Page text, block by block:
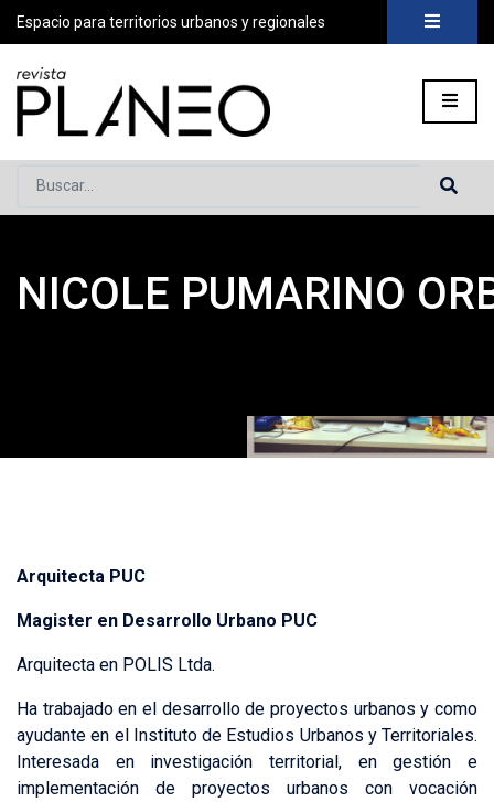
Espacio para territorios urbanos y regionales
Buscar...
Portada»Planeo Hoy »COLABORADORES » Nicole
NICOLE PUMARINO
Arquitecta PUC
Magister en Desarrollo Urbano PUC
Arquitecta en POLIS Ltda.
Ha trabajado en el desarrollo de proyectos urbanos y como
ayudante en el Instituto de Estudios Urbanos y Territoriales.
Interesada en investigación territorial, en gestión e
implementación de proyectos urbanos con vocación